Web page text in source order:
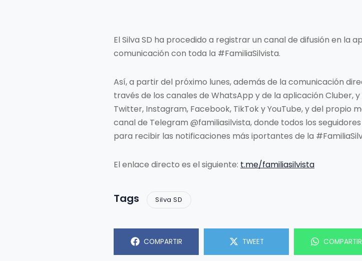
El Silva SD ha procedido a registrar un canal de difusión en la
comunicación con toda la #FamiliaSilvista.
Así, a partir del próximo lunes, además de la comunicación
través de los canales de WhatsApp y de la aplicación Cluber,
Twitter, Instagram, Facebook, TikTok y YouTube, y del propio
canal de Telegram @familiasilvista, donde todos los
para recibir las notificaciones más iportantes de la
El enlace directo es el siguiente: t.me/familiasilvista
Tags Silva SD
COMPARTIR TWEET COMPARTIR